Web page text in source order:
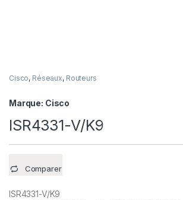
Cisco, Réseaux, Routeurs
Marque: Cisco
ISR4331-V/K9
Comparer
ISR4331-V/K9